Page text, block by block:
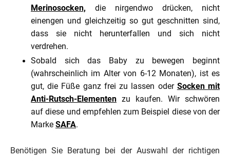
Merinosocken, die nirgendwo drücken, nicht
einengen und gleichzeitig so gut geschnitten sind,
dass sie nicht herunterfallen und sich nicht
verdrehen.
Sobald sich das Baby zu bewegen beginnt
(wahrscheinlich im Alter von 6-12 Monaten), ist es
gut, die Füße ganz frei zu lassen oder Socken mit
Anti-Rutsch-Elementen zu kaufen. Wir schwören
auf diese und empfehlen zum Beispiel diese von der
Marke SAFA.
Benötigen Sie Beratung bei der Auswahl der richtigen